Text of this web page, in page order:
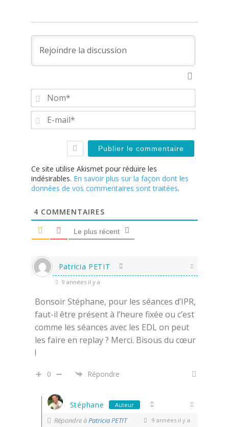
Nom*
E-
Ce site utilise Akismet pour réduire les
indésirables. En savoir plus sur la façon dont les
données de vos commentaires sont traitées.
4 COMMENTAIRES
Le plus récent
Patricia PETIT
9 années il y a
Bonsoir Stéphane, pour les séances d’IPR,
faut-il être présent à l’heure fixée ou c’est
comme les séances avec les EDL on peut
les faire en replay ? Merci. Bisous du cœur
!
0 Répondre
Stéphane Auteur
Répondre àPatricia PETIT 9 années il y a